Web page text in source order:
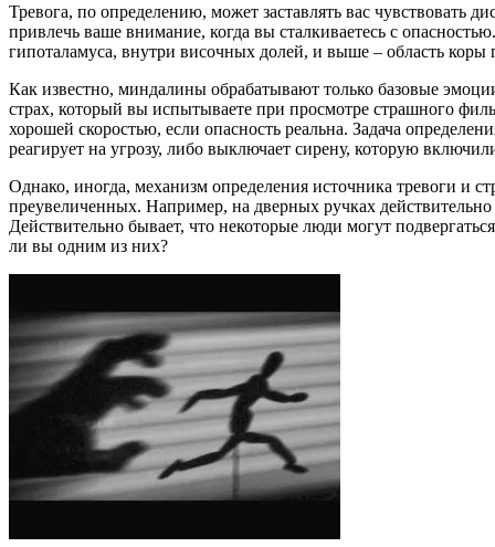
Тревога, по определению, может заставлять вас
привлечь ваше внимание, когда вы сталкиваетесь с
гипоталамуса, внутри височных долей, и выше – область коры
Как известно, миндалины обрабатывают только базовые
страх, который вы испытываете при просмотре страшного
хорошей скоростью, если опасность реальна. Задача
реагирует на угрозу, либо выключает сирену, которую
Однако, иногда, механизм определения источника тревоги и
преувеличенных. Например, на дверных ручках
Действительно бывает, что некоторые люди могут
ли вы одним из них?